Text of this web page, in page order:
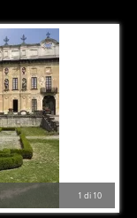
1 di 10